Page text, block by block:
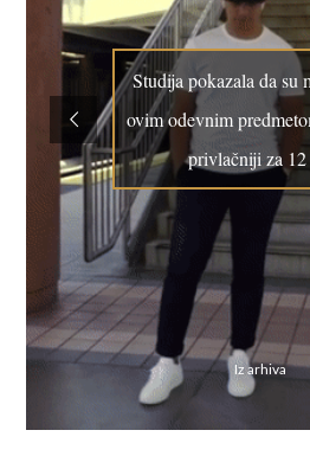
Studija pokazala da su
ovim odevnim
privlačniji za
Iz arhiva